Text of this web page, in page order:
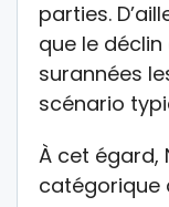
parties.
que le
surannées
scénario
À cet égard,
catégorique